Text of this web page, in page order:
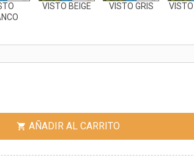
VISTO BEIGE VISTO GRIS VISTO
 AÑADIR AL CARRITO